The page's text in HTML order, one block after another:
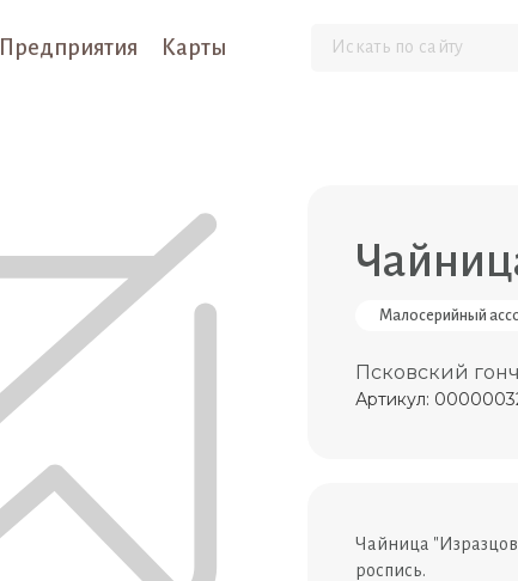
Предприятия Карты
Малосерийный
Псковский
Артикул:
Чайница
роспись.